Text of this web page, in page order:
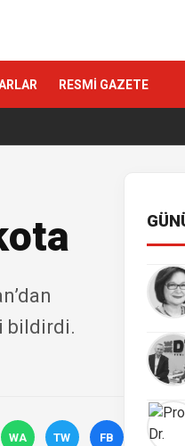
RESMİ GAZETE
bildirdi.
WA TW FB